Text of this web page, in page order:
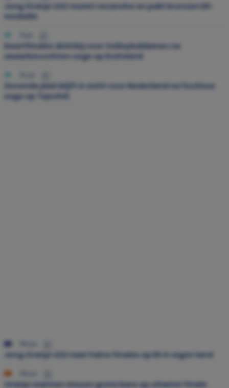
Jong Oranje U22 neemt revanche en pakt bronzen EK-
medaille
Kwartfinales dichtbij voor Volleybaldames na
zwaarbevochten zege op Duitsland
Zevende plek blijft in zicht voor Nederland na foutloze
zege op Tsjechië
Jong Oranje U22 naar halve finales op EK in eigen land
Oranje mannen missen grote kans op uitwinst finale